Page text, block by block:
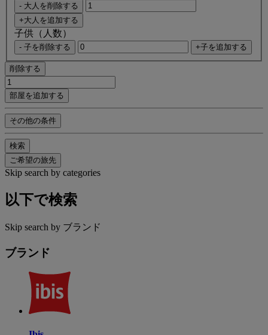
- 大人を削除する
+大人を追加する
子供（人数）
- 子を削除する +子を追加する
削除する
部屋を追加する
その他の条件
検索
ご希望の旅先
Skip search by categories
以下で検索
Skip search by ブランド
ブランド